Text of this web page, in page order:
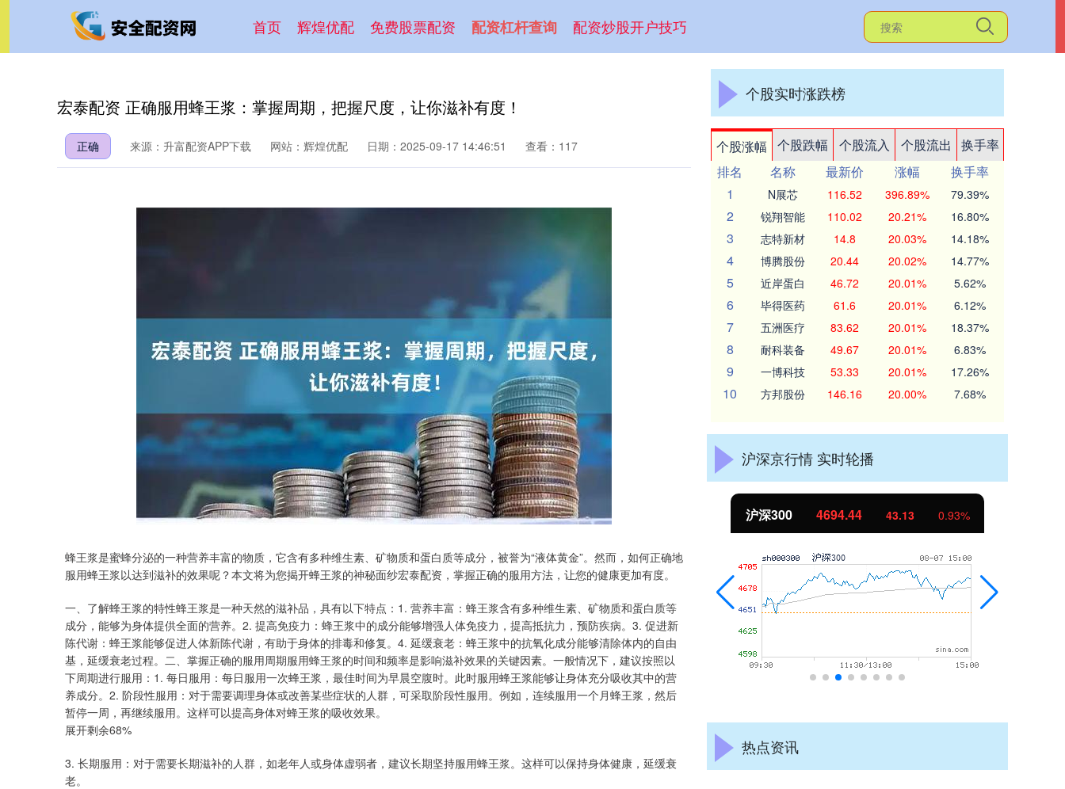
首页 辉煌优配 免费股票配资 配资杠杆查询 配资炒股开户技巧
宏泰配资 正确服用蜂王浆：掌握周期，把握尺度，让你滋补有度！
正确 来源：升富配资APP下载 网站：辉煌优配 日期：2025-09-17 14:46:51 查看：117
蜂王浆是蜜蜂分泌的一种营养丰富的物质，它含有多种维生素、矿物质和蛋白质等成分，被誉为“液体黄金”。然而，如何正确地
服用蜂王浆以达到滋补的效果呢？本文将为您揭开蜂王浆的神秘面纱宏泰配资，掌握正确的服用方法，让您的健康更加有度。
一、了解蜂王浆的特性蜂王浆是一种天然的滋补品，具有以下特点：1. 营养丰富：蜂王浆含有多种维生素、矿物质和蛋白质等
成分，能够为身体提供全面的营养。2. 提高免疫力：蜂王浆中的成分能够增强人体免疫力，提高抵抗力，预防疾病。3. 促进新
陈代谢：蜂王浆能够促进人体新陈代谢，有助于身体的排毒和修复。4. 延缓衰老：蜂王浆中的抗氧化成分能够清除体内的自由
基，延缓衰老过程。二、掌握正确的服用周期服用蜂王浆的时间和频率是影响滋补效果的关键因素。一般情况下，建议按照以
下周期进行服用：1. 每日服用：每日服用一次蜂王浆，最佳时间为早晨空腹时。此时服用蜂王浆能够让身体充分吸收其中的营
养成分。2. 阶段性服用：对于需要调理身体或改善某些症状的人群，可采取阶段性服用。例如，连续服用一个月蜂王浆，然后
暂停一周，再继续服用。这样可以提高身体对蜂王浆的吸收效果。
展开剩余68%
3. 长期服用：对于需要长期滋补的人群，如老年人或身体虚弱者，建议长期坚持服用蜂王浆。这样可以保持身体健康，延缓衰
老。
个股实时涨跌榜
个股涨幅 个股跌幅 个股流入 个股流出
换手率
排名
名称 最新价 涨幅
换手率
1
N展芯 116.52 396.89% 79.39%
2 锐翔智能 110.02 20.21% 16.80%
3 志特新材 14.8 20.03% 14.18%
4 博腾股份 20.44 20.02% 14.77%
5 近岸蛋白 46.72 20.01% 5.62%
6 毕得医药 61.6 20.01% 6.12%
7 五洲医疗 83.62 20.01% 18.37%
8 耐科装备 49.67 20.01% 6.83%
9 一博科技 53.33 20.01% 17.26%
10 方邦股份 146.16 20.00% 7.68%
沪深京行情 实时轮播
深证成指 14311.01 200.89 1.42% 沪深300 4694.44 43.13 北证50 1134.24 11.37 1.01%
热点资讯